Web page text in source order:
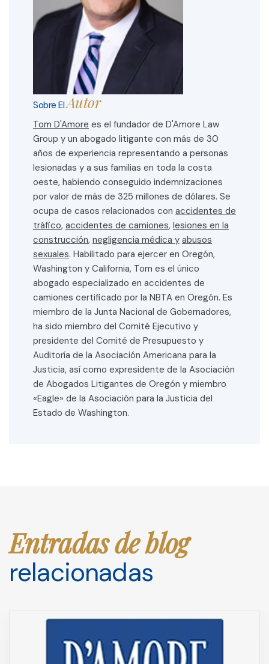
Sobre ElAutor
Tom D'Amore es el fundador de D'Amore Law
Group y un abogado litigante con más de 30
años de experiencia representando a personas
lesionadas y a sus familias en toda la costa
oeste, habiendo conseguido indemnizaciones
por valor de más de 325 millones de dólares. Se
ocupa de casos relacionados con accidentes de
tráfico, accidentes de camiones, lesiones en la
construcción, negligencia médica y abusos
sexuales. Habilitado para ejercer en Oregón,
Washington y California, Tom es el único
abogado especializado en accidentes de
camiones certificado por la NBTA en Oregón. Es
miembro de la Junta Nacional de Gobernadores,
ha sido miembro del Comité Ejecutivo y
presidente del Comité de Presupuesto y
Auditoría de la Asociación Americana para la
Justicia, así como expresidente de la Asociación
de Abogados Litigantes de Oregón y miembro
«Eagle» de la Asociación para la Justicia del
Estado de Washington.
Entradas de blog
relacionadas